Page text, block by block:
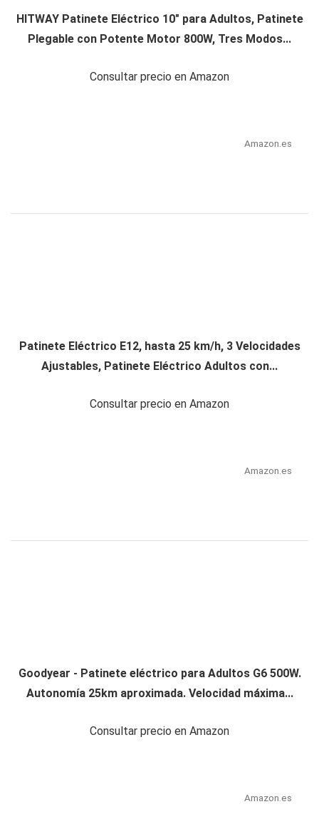
HITWAY Patinete Eléctrico 10" para Adultos, Patinete
Plegable con Potente Motor 800W, Tres Modos...
Consultar precio en Amazon
Amazon.es
Patinete Eléctrico E12, hasta 25 km/h, 3 Velocidades
Ajustables, Patinete Eléctrico Adultos con...
Consultar precio en Amazon
Amazon.es
Goodyear - Patinete eléctrico para Adultos G6 500W.
Autonomía 25km aproximada. Velocidad máxima...
Consultar precio en Amazon
Amazon.es